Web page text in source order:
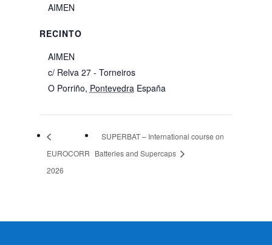
RECINTO
AIMEN
c/ Relva 27 - Torneiros
O Porriño, Pontevedra España
AIMEN
EUROCORR
2026
SUPERBAT – International course on
Batteries and Supercaps